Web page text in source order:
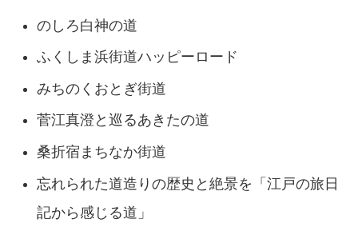
のしろ白神の道
ふくしま浜街道ハッピーロード
みちのくおとぎ街道
菅江真澄と巡るあきたの道
桑折宿まちなか街道
忘れられた道造りの歴史と絶景を「江戸の旅日
記から感じる道」